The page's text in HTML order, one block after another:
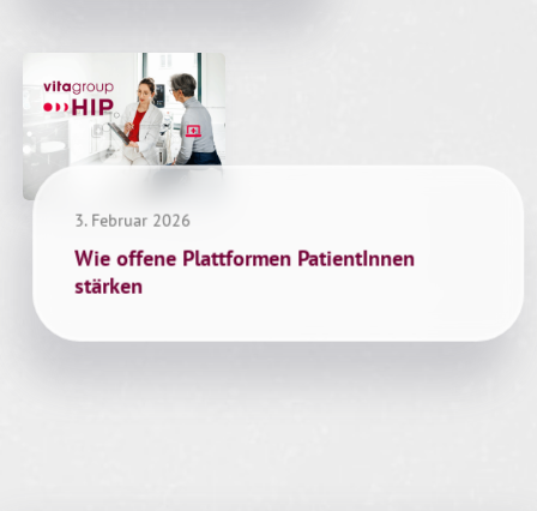
Wie offene Plattformen PatientInnen
stärken
3. Februar 2026